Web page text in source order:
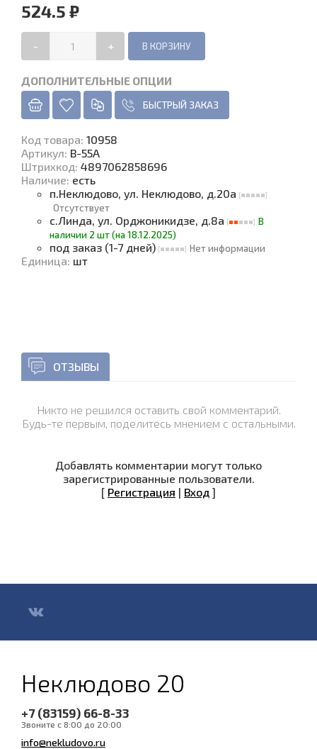
524.5 ₽
- +
ДОПОЛНИТЕЛЬНЫЕ ОПЦИИ
БЫСТРЫЙ ЗАКАЗ
Код товара: 10958
Артикул: B-55A
Штрихкод: 4897062858696
Наличие: есть
п.Неклюдово, ул. Неклюдово, д.20а
Отсутствует
с.Линда, ул. Орджоникидзе, д.8а
В
наличии 2 шт (на 18.12.2025)
под заказ (1-7 дней) Нет информации
Единица: шт
ОТЗЫВЫ
Никто не решился оставить свой комментарий.
Будь-те первым, поделитесь мнением с остальными.
Добавлять комментарии могут только
зарегистрированные пользователи.
[ Регистрация | Вход ]
Неклюдово 20
+7 (83159) 66-8-33
Звоните с 8:00 до 20:00
info@nekludovo.ru